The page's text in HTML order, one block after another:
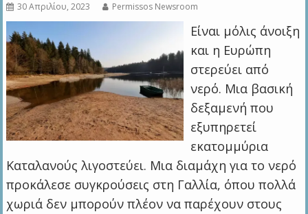
30 Απριλίου, 2023 Permissos Newsroom
Είναι μόλις άνοιξη
και η Ευρώπη
στερεύει από
νερό. Μια βασική
δεξαμενή που
εξυπηρετεί
εκατομμύρια
Καταλανούς λιγοστεύει. Μια διαμάχη για το νερό
προκάλεσε συγκρούσεις στη Γαλλία, όπου πολλά
χωριά δεν μπορούν πλέον να παρέχουν στους